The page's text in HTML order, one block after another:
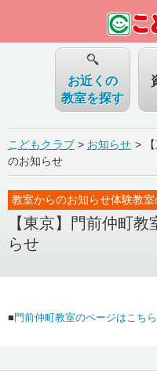
お近くの
教室を探す
こどもクラブ> お知らせ >
のお知らせ
【東京】門前仲町
らせ
教室からのお知らせ体験教
■ 門前仲町教室のページはこちら